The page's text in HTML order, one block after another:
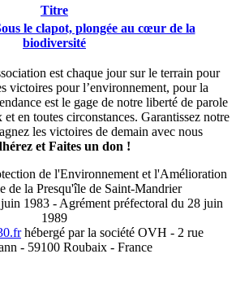
Titre
le clapot, plongée au cœur de la
biodiversité
est chaque jour sur le terrain pour
victoires pour l’environnement, pour la
est le gage de notre liberté de parole
en toutes circonstances. Garantissez notre
les victoires de demain avec nous
et Faites un don !
de l'Environnement et l'Amélioration
de la Presqu'île de Saint-Mandrier
1983 - Agrément préfectoral du 28 juin
1989
hébergé par la société OVH - 2 rue
- 59100 Roubaix - France